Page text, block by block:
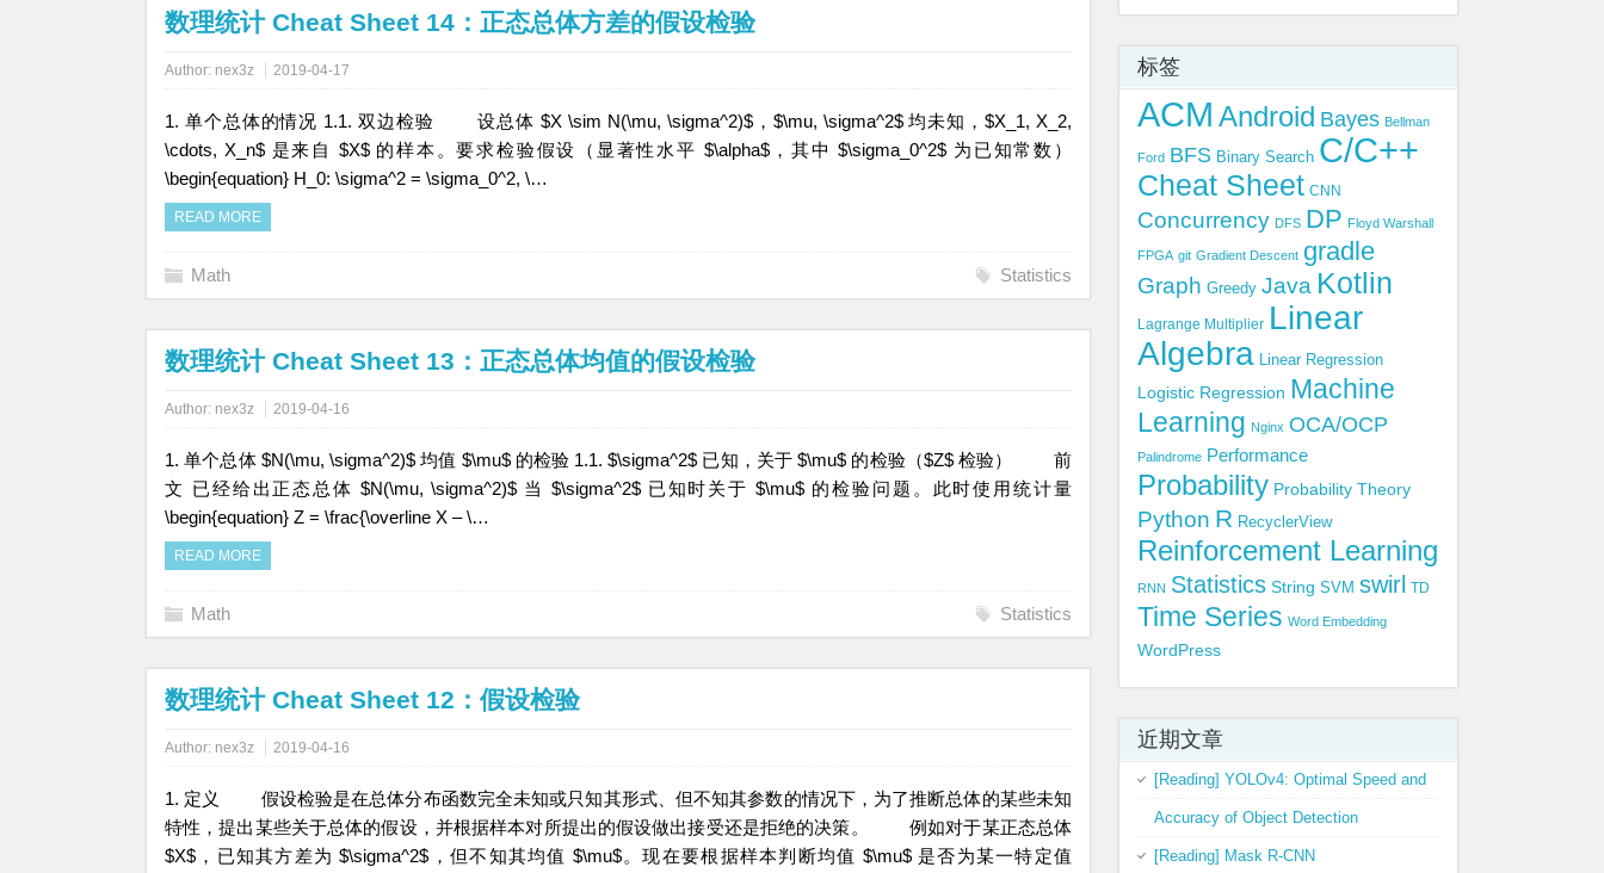
数理统计 Cheat Sheet 14：正态总体方差的假设检验
Author: nex3z 2019-04-17
1. 单个总体的情况 1.1. 双边检验 设总体 $X \sim N(\mu, \sigma^2)$，$\mu, \sigma^2$ 均未知，$X_1, X_2,
\cdots, X_n$ 是来自 $X$ 的样本。要求检验假设（显著性水平 $\alpha$，其中 $\sigma_0^2$ 为已知常数）
\begin{equation} H_0: \sigma^2 = \sigma_0^2, \…
READ MORE
Math Statistics
数理统计 Cheat Sheet 13：正态总体均值的假设检验
Author: nex3z 2019-04-16
1. 单个总体 $N(\mu, \sigma^2)$ 均值 $\mu$ 的检验 1.1. $\sigma^2$ 已知，关于 $\mu$ 的检验（$Z$ 检验） 前
文 已经给出正态总体 $N(\mu, \sigma^2)$ 当 $\sigma^2$ 已知时关于 $\mu$ 的检验问题。此时使用统计量
\begin{equation} Z = \frac{\overline X – \…
READ MORE
Math Statistics
数理统计 Cheat Sheet 12：假设检验
Author: nex3z 2019-04-16
1. 定义 假设检验是在总体分布函数完全未知或只知其形式、但不知其参数的情况下，为了推断总体的某些未知
特性，提出某些关于总体的假设，并根据样本对所提出的假设做出接受还是拒绝的决策。 例如对于某正态总体
$X$，已知其方差为 $\sigma^2$，但不知其均值 $\mu$。现在要根据样本判断均值 $\mu$ 是否为某一特定值
标签
ACM Android Bayes Bellman
Ford BFS Binary Search C/C++
Cheat Sheet CNN
Concurrency DFS DP Floyd Warshall
FPGA git Gradient Descent gradle
Graph Greedy Java Kotlin
Lagrange Multiplier Linear
Algebra Linear Regression
Logistic Regression Machine
Learning Nginx OCA/OCP
Palindrome Performance
Probability Probability Theory
Python R RecyclerView
Reinforcement Learning
RNN Statistics String SVM swirl TD
Time Series Word Embedding
WordPress
近期文章
[Reading] YOLOv4: Optimal Speed and
Accuracy of Object Detection
[Reading] Mask R-CNN